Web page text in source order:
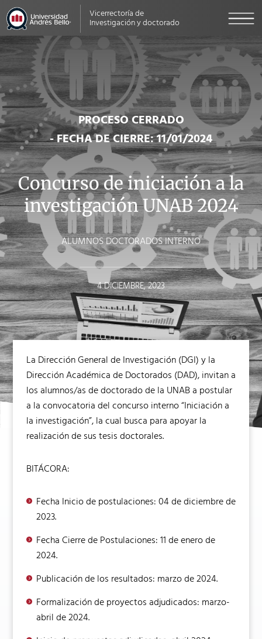
Vicerrectoría de
Investigación y doctorado
PROCESO CERRADO
- FECHA DE CIERRE: 11/01/2024
Concurso de iniciación a la
investigación UNAB 2024
ALUMNOS DOCTORADOS INTERNO
4 DICIEMBRE, 2023
La Dirección General de Investigación (DGI) y la
Dirección Académica de Doctorados (DAD), invitan a
los alumnos/as de doctorado de la UNAB a postular
a la convocatoria del concurso interno “Iniciación a
la investigación”, la cual busca para apoyar la
realización de sus tesis doctorales.
BITÁCORA:
Fecha Inicio de postulaciones: 04 de diciembre de
2023.
Fecha Cierre de Postulaciones: 11 de enero de
2024.
Publicación de los resultados: marzo de 2024.
Formalización de proyectos adjudicados: marzo-
abril de 2024.